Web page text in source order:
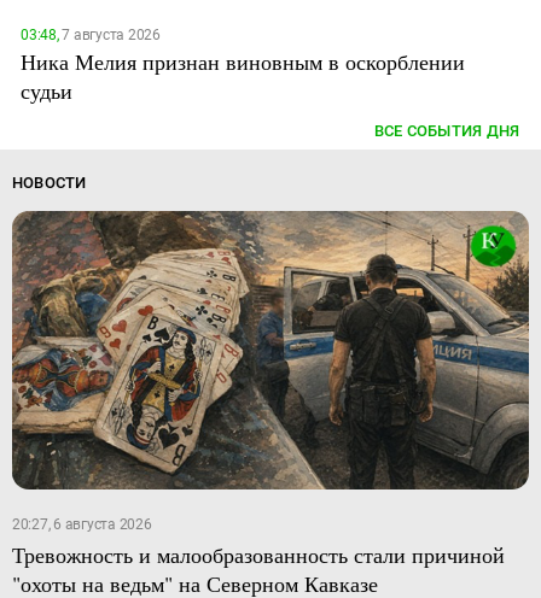
03:48,7 августа 2026
Ника Мелия признан виновным в оскорблении
судьи
ВСЕ СОБЫТИЯ ДНЯ
НОВОСТИ
20:27, 6 августа 2026
Тревожность и малообразованность стали причиной
"охоты на ведьм" на Северном Кавказе